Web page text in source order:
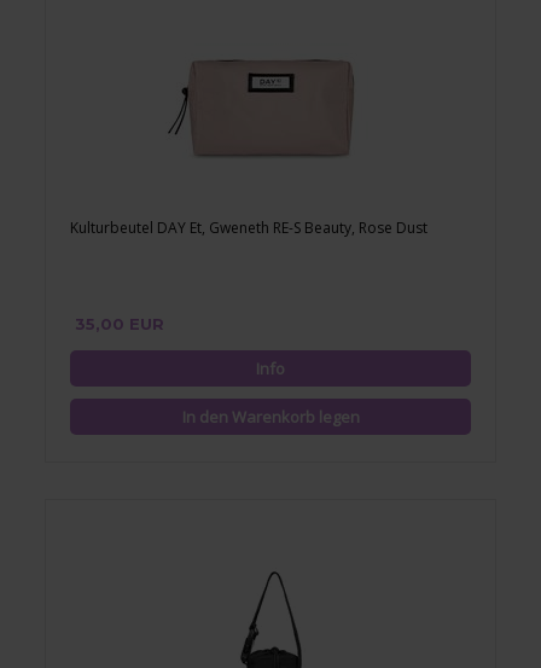
Kulturbeutel DAY Et, Gweneth RE-S Beauty, Rose Dust
35,00 EUR